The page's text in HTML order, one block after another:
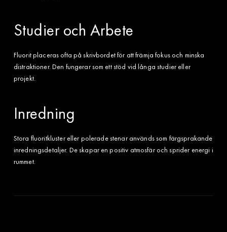
Studier och Arbete
Fluorit placeras ofta på skrivbordet för att främja fokus och minska
distraktioner. Den fungerar som ett stöd vid långa studier eller
projekt.
Inredning
Stora fluoritkluster eller polerade stenar används som färgsprakande
inredningsdetaljer. De skapar en positiv atmosfär och sprider energi i
rummet.